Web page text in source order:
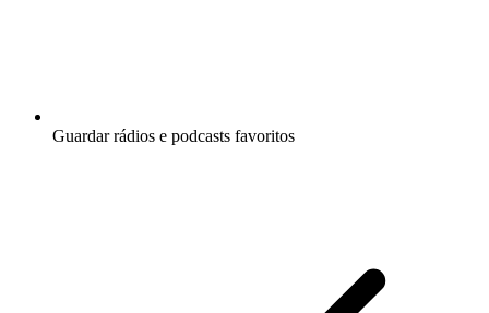
Guardar rádios e podcasts favoritos